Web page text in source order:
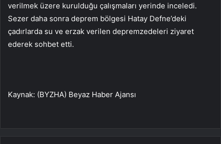
verilmek üzere kurulduğu çalışmaları yerinde inceledi.
Sezer daha sonra deprem bölgesi Hatay Defne’deki
çadırlarda su ve erzak verilen depremzedeleri ziyaret
ederek sohbet etti.
Kaynak: (BYZHA) Beyaz Haber Ajansı